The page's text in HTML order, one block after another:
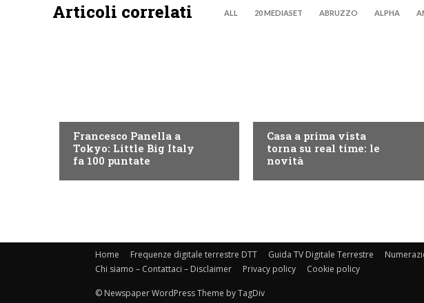
Articoli correlati ALL 20 MEDIASET ABRUZZO ALPHA
Francesco Panella a
Tokyo: Little Big Italy
fa 100 puntate
Casa a prima vista
torna su real time: le
novità
Home Frequenze digitale terrestre DTT Guida TV Digitale Terrestre
Chi siamo – Contattaci – Disclaimer
Privacy policy Cookie policy
© Newspaper WordPress Theme by TagDiv